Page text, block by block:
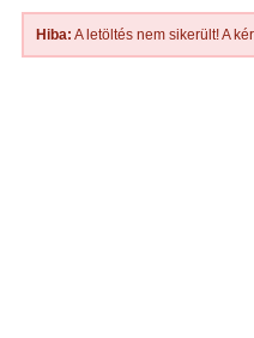
Hiba: A letöltés nem sikerült! A